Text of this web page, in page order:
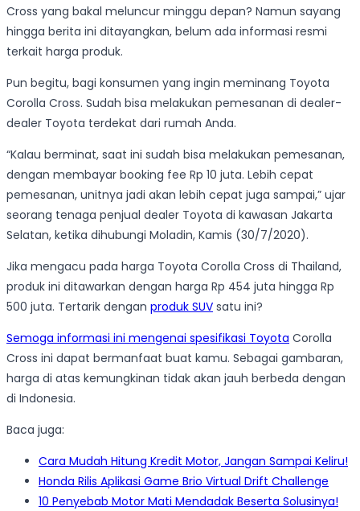
Cross yang bakal meluncur minggu depan? Namun sayang
hingga berita ini ditayangkan, belum ada informasi resmi
terkait harga produk.
Pun begitu, bagi konsumen yang ingin meminang Toyota
Corolla Cross. Sudah bisa melakukan pemesanan di dealer-
dealer Toyota terdekat dari rumah Anda.
“Kalau berminat, saat ini sudah bisa melakukan pemesanan,
dengan membayar booking fee Rp 10 juta. Lebih cepat
pemesanan, unitnya jadi akan lebih cepat juga sampai,” ujar
seorang tenaga penjual dealer Toyota di kawasan Jakarta
Selatan, ketika dihubungi Moladin, Kamis (30/7/2020).
Jika mengacu pada harga Toyota Corolla Cross di Thailand,
produk ini ditawarkan dengan harga Rp 454 juta hingga Rp
500 juta. Tertarik dengan produk SUV satu ini?
Semoga informasi ini mengenai spesifikasi Toyota Corolla
Cross ini dapat bermanfaat buat kamu. Sebagai gambaran,
harga di atas kemungkinan tidak akan jauh berbeda dengan
di Indonesia.
Baca juga:
Cara Mudah Hitung Kredit Motor, Jangan Sampai Keliru!
Honda Rilis Aplikasi Game Brio Virtual Drift Challenge
10 Penyebab Motor Mati Mendadak Beserta Solusinya!